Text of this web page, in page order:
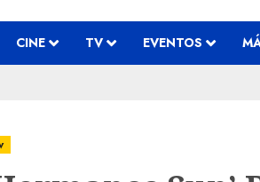
CINE TV EVENTOS